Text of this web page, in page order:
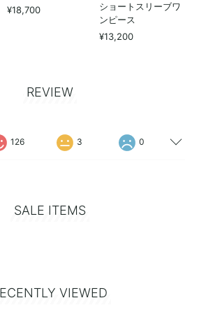
¥18,700
ショートスリーブワ
ンピース
¥13,200
REVIEW
126 3 0
SALE ITEMS
VIEWED